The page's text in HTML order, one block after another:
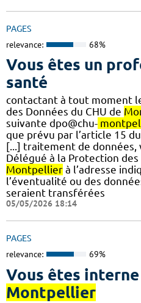
PAGES
relevance: 68%
Vous êtes un
santé
contactant à tout moment
des Données du CHU de
suivante dpo@chu-
que prévu par l’article 15
[...] traitement de
Délégué à la Protection des
Montpellier à l’adresse
l’éventualité ou des
seraient transférées
05/05/2026 18:14
PAGES
relevance: 69%
Vous êtes interne
Montpellier